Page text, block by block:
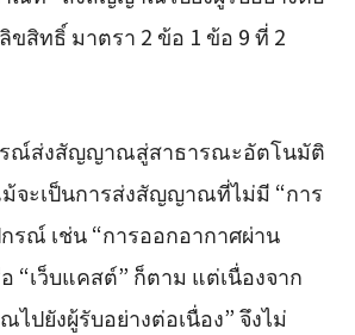
ขสิทธิ์ มาตรา 2 ข้อ 1 ข้อ 9 ที่ 2
ณ์ส่งสัญญาณสู่สาธารณะอัตโนมัติ
ม้จะเป็นการส่งสัญญาณที่ไม่มี “การ
รณ์ เช่น “การออกอากาศผ่าน
“เว็บแคสต์” ก็ตาม แต่เนื่องจาก
ปยังผู้รับอย่างต่อเนื่อง” จึงไม่